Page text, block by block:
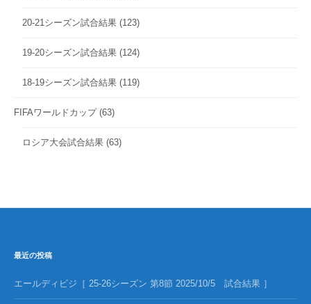
20-21シーズン試合結果 (123)
19-20シーズン試合結果 (124)
18-19シーズン試合結果 (119)
FIFAワールドカップ(63)
ロシア大会試合結果 (63)
最近の投稿
エールディビジ［ 25-26シーズン 第8節 2025/10/5 試合結果 ］